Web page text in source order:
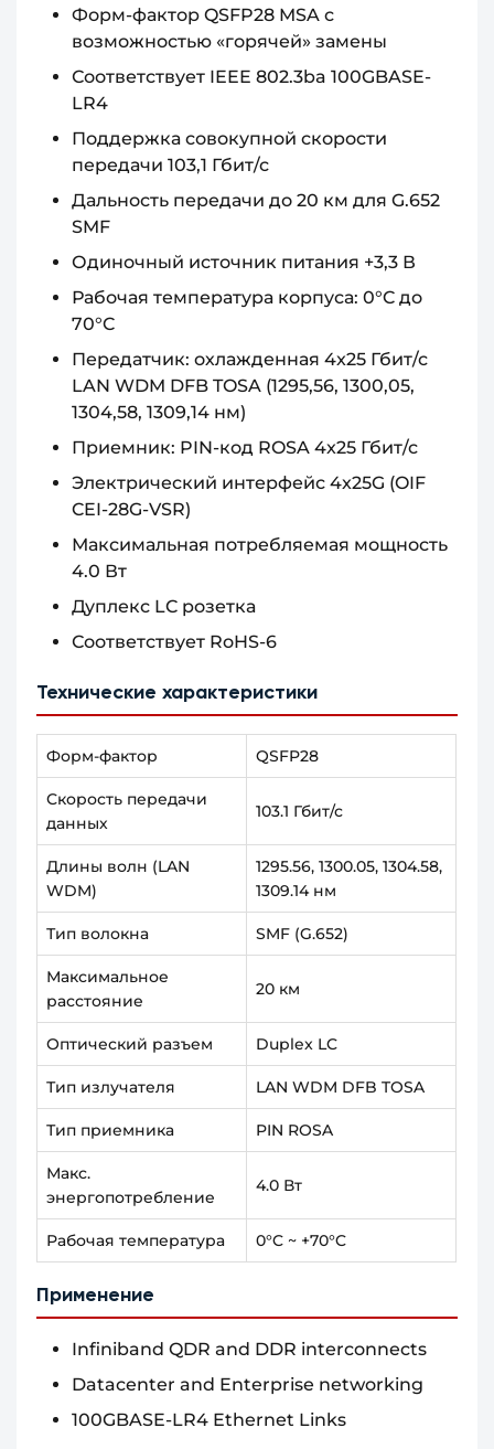
Форм-фактор QSFP28 MSA с
возможностью «горячей» замены
Соответствует IEEE 802.3ba 100GBASE-
LR4
Поддержка совокупной скорости
передачи 103,1 Гбит/с
Дальность передачи до 20 км для G.652
SMF
Одиночный источник питания +3,3 В
Рабочая температура корпуса: 0°C до
70°C
Передатчик: охлажденная 4x25 Гбит/с
LAN WDM DFB TOSA (1295,56, 1300,05,
1304,58, 1309,14 нм)
Приемник: PIN-код ROSA 4x25 Гбит/с
Электрический интерфейс 4x25G (OIF
CEI-28G-VSR)
Максимальная потребляемая мощность
4.0 Вт
Дуплекс LC розетка
Соответствует RoHS-6
Технические характеристики
Форм-фактор QSFP28
Скорость передачи
данных
103.1 Гбит/с
Длины волн (LAN
WDM)
1295.56, 1300.05, 1304.58,
1309.14 нм
Тип волокна SMF (G.652)
Максимальное
расстояние
20 км
Оптический разъем Duplex LC
Тип излучателя LAN WDM DFB TOSA
Тип приемника PIN ROSA
Макс.
энергопотребление
4.0 Вт
Рабочая температура 0°C ~ +70°C
Применение
Infiniband QDR and DDR interconnects
Datacenter and Enterprise networking
100GBASE-LR4 Ethernet Links